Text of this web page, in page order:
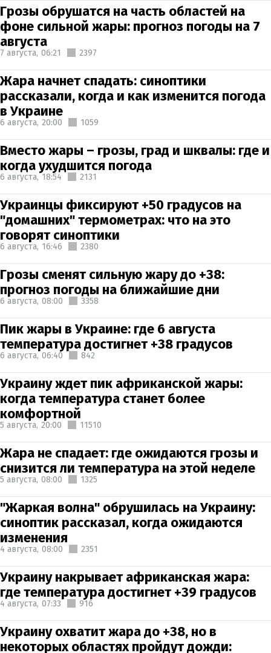
Грозы обрушатся на часть областей на
фоне сильной жары: прогноз погоды на 7
августа
7 августа, 06:21 2397
Жара начнет спадать: синоптики
рассказали, когда и как изменится погода
в Украине
6 августа, 20:00 1059
Вместо жары – грозы, град и шквалы: где и
когда ухудшится погода
6 августа, 18:54 2131
Украинцы фиксируют +50 градусов на
"домашних" термометрах: что на это
говорят синоптики
6 августа, 16:46 2380
Грозы сменят сильную жару до +38:
прогноз погоды на ближайшие дни
6 августа, 08:00 3358
Пик жары в Украине: где 6 августа
температура достигнет +38 градусов
6 августа, 06:40 842
Украину ждет пик африканской жары:
когда температура станет более
комфортной
5 августа, 20:00 11510
Жара не спадает: где ожидаются грозы и
снизится ли температура на этой неделе
5 августа, 08:00 1325
"Жаркая волна" обрушилась на Украину:
синоптик рассказал, когда ожидаются
изменения
4 августа, 08:00 2351
Украину накрывает африканская жара:
где температура достигнет +39 градусов
4 августа, 07:33 916
Украину охватит жара до +38, но в
некоторых областях пройдут дожди: